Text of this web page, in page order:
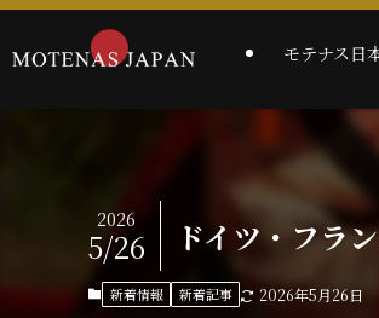
モテナス日
ドイツ・フラ
2026
5/26
新着情報 新着記事 2026年5月26日